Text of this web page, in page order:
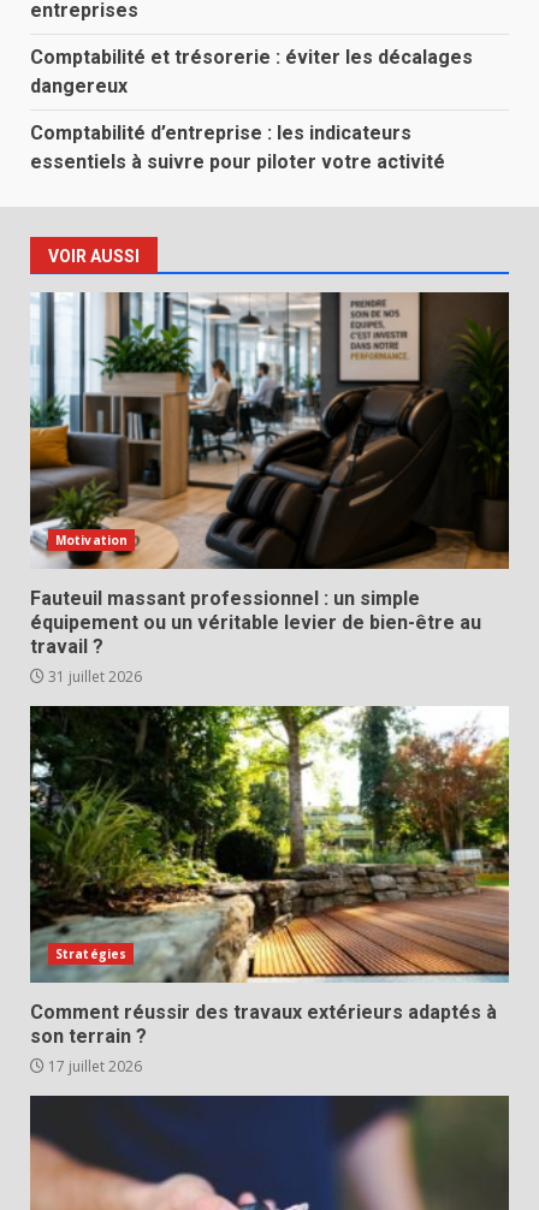
entreprises
Comptabilité et trésorerie : éviter les décalages
dangereux
Comptabilité d’entreprise : les indicateurs
essentiels à suivre pour piloter votre activité
VOIR AUSSI
Motivation
Fauteuil massant professionnel : un simple
équipement ou un véritable levier de bien-être au
travail ?
31 juillet 2026
Stratégies
Comment réussir des travaux extérieurs adaptés à
son terrain ?
17 juillet 2026